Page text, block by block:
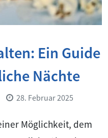
Ein Guide
Nächte
28. Februar 2025
Möglichkeit, dem